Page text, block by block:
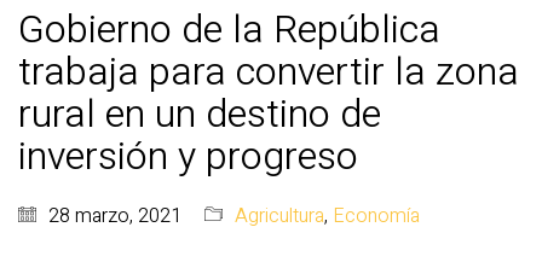
Gobierno de la República
trabaja para convertir la zona
rural en un destino de
inversión y progreso
28 marzo, 2021 Agricultura, Economía